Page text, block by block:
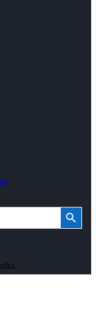
Search Button